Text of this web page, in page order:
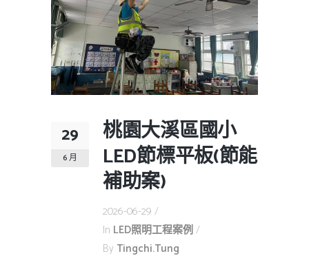
29
6 月
桃園大溪區國小
LED節標平板(節能
補助案)
2026-06-29
In LED照明工程案例
By Tingchi.tung